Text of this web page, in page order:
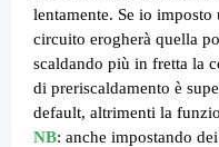
lentamente. Se io
circuito erogherà quella
scaldando più in fretta la
di preriscaldamento è
default, altrimenti la
NB: anche impostando